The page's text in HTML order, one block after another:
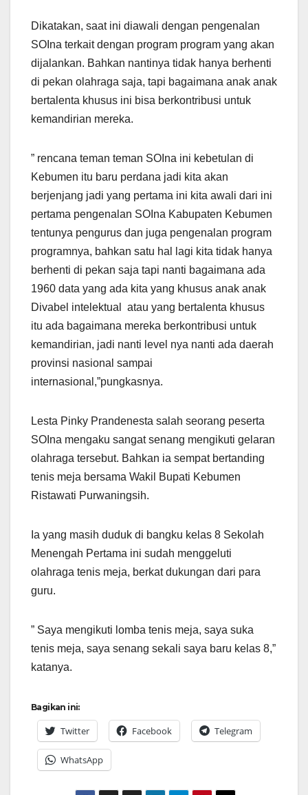
Dikatakan, saat ini diawali dengan pengenalan
SOIna terkait dengan program program yang akan
dijalankan. Bahkan nantinya tidak hanya berhenti
di pekan olahraga saja, tapi bagaimana anak anak
bertalenta khusus ini bisa berkontribusi untuk
kemandirian mereka.
” rencana teman teman SOIna ini kebetulan di
Kebumen itu baru perdana jadi kita akan
berjenjang jadi yang pertama ini kita awali dari ini
pertama pengenalan SOIna Kabupaten Kebumen
tentunya pengurus dan juga pengenalan program
programnya, bahkan satu hal lagi kita tidak hanya
berhenti di pekan saja tapi nanti bagaimana ada
1960 data yang ada kita yang khusus anak anak
Divabel intelektual atau yang bertalenta khusus
itu ada bagaimana mereka berkontribusi untuk
kemandirian, jadi nanti level nya nanti ada daerah
provinsi nasional sampai
internasional,”pungkasnya.
Lesta Pinky Prandenesta salah seorang peserta
SOIna mengaku sangat senang mengikuti gelaran
olahraga tersebut. Bahkan ia sempat bertanding
tenis meja bersama Wakil Bupati Kebumen
Ristawati Purwaningsih.
Ia yang masih duduk di bangku kelas 8 Sekolah
Menengah Pertama ini sudah menggeluti
olahraga tenis meja, berkat dukungan dari para
guru.
” Saya mengikuti lomba tenis meja, saya suka
tenis meja, saya senang sekali saya baru kelas 8,”
katanya.
Bagikan ini:
Twitter Facebook Telegram
WhatsApp